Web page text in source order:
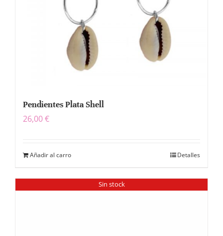
Pendientes Plata Shell
26,00€
Añadir al carro Detalles
Sin stock